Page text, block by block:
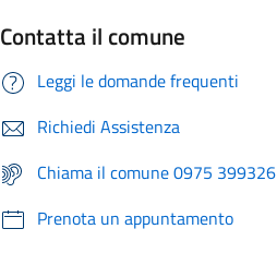
Contatta il comune
Leggi le domande frequenti
Richiedi Assistenza
Chiama il comune 0975 399326
Prenota un appuntamento